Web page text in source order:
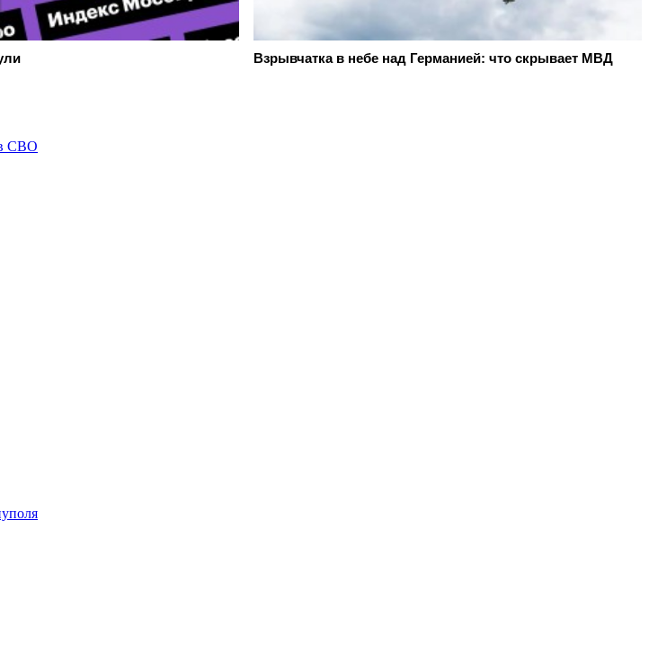
Взрывчатка в небе над Германией: что скрывает МВД
в СВО